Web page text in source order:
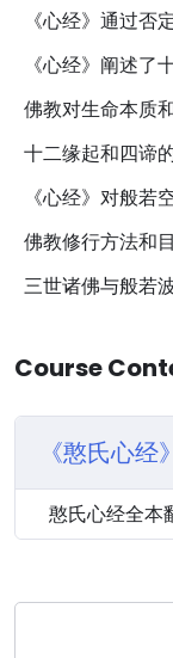
《心经》通过否
《心经》阐述了
佛教对生命本质
十二缘起和四谛
《心经》对般若
佛教修行方法和
三世诸佛与般若
Course
《憨氏心
憨氏心经全本